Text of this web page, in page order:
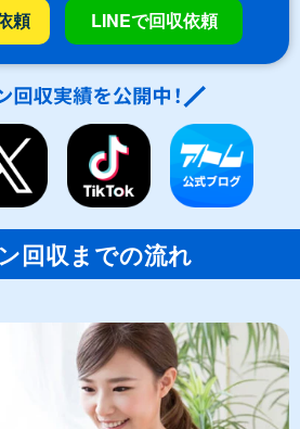
頼 LINEで回収依頼
回収までの流れ